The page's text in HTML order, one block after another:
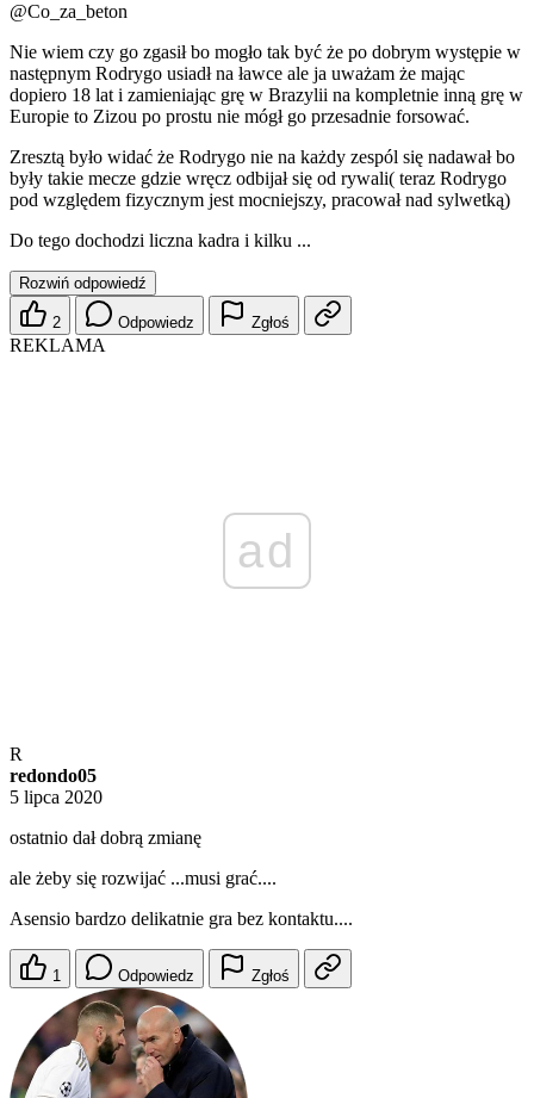
@Co_za_beton
Nie wiem czy go zgasił bo mogło tak być że po dobrym występie w
następnym Rodrygo usiadł na ławce ale ja uważam że mając
dopiero 18 lat i zamieniając grę w Brazylii na kompletnie inną grę w
Europie to Zizou po prostu nie mógł go przesadnie forsować.
Zresztą było widać że Rodrygo nie na każdy zespól się nadawał bo
były takie mecze gdzie wręcz odbijał się od rywali( teraz Rodrygo
pod względem fizycznym jest mocniejszy, pracował nad sylwetką)
Do tego dochodzi liczna kadra i kilku ...
Rozwiń odpowiedź
2 Odpowiedz Zgłoś
REKLAMA
ad
R
redondo05
5 lipca 2020
ostatnio dał dobrą zmianę
ale żeby się rozwijać ...musi grać....
Asensio bardzo delikatnie gra bez kontaktu....
1 Odpowiedz Zgłoś